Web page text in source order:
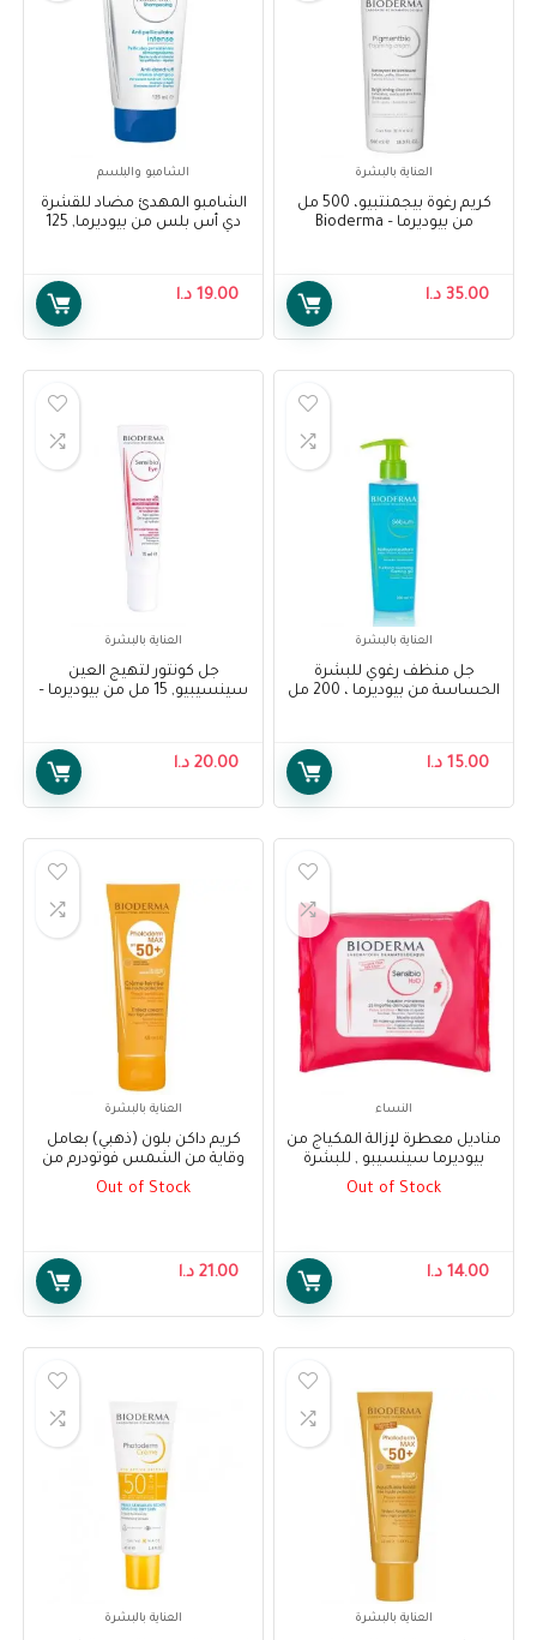
العناية بالبشرة
كريم رغوة بيجمنتبيو، 500 مل
من بيوديرما – Bioderma
35.00 د.ا
الشامبو والبلسم
الشامبو المهدئ مضاد للقشرة
دي أس بلس من بيوديرما, 125
19.00 د.ا
العناية بالبشرة
جل منظف رغوي للبشرة
الحساسة من بيوديرما ، 200 مل
15.00 د.ا
العناية بالبشرة
جل كونتور لتهيج العين
سينسيبيو, 15 مل من بيوديرما –
20.00 د.ا
النساء
مناديل معطرة لإزالة المكياج من
بيوديرما سينسيبو , للبشرة
الحساسة, 25 منديل – Bioderma
Out of Stock
14.00 د.ا
العناية بالبشرة
كريم داكن بلون (ذهبي) بعامل
وقاية من الشمس فوتودرم من
بيوديرما 50+ ، 40 مل –
Out of Stock
21.00 د.ا
العناية بالبشرة العناية بالبشرة